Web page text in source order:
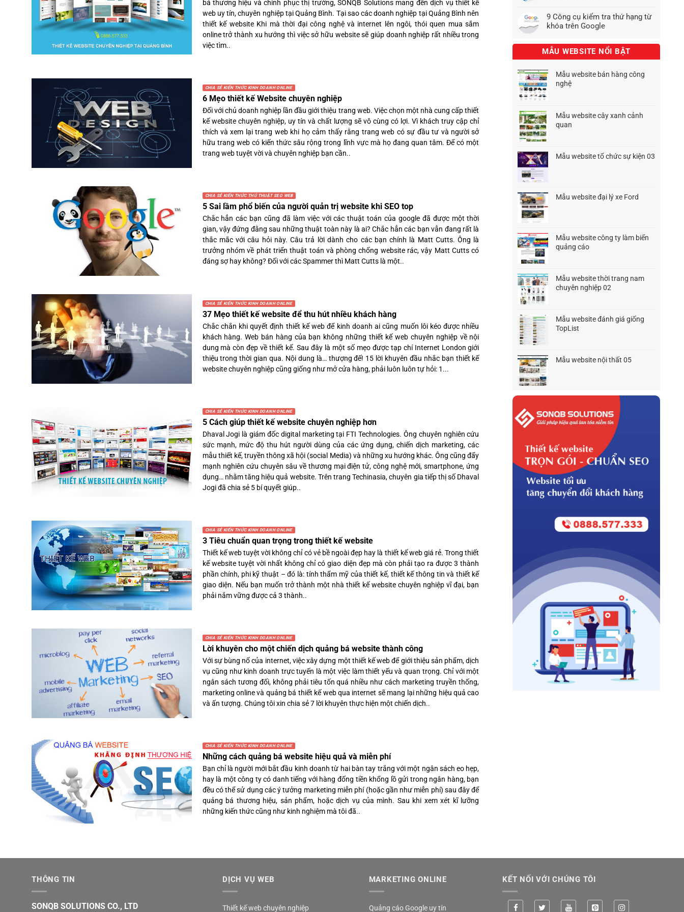
bá thương hiệu và chinh phục thị trường, SONQB Solutions mang đến dịch vụ thiết kế
web uy tín, chuyên nghiệp tại Quảng Bình. Tại sao các doanh nghiệp tại Quảng Bình nên
thiết kế website Khi mà thời đại công nghệ và internet lên ngôi, thói quen mua sắm
online trở thành xu hướng thì việc sở hữu website sẽ giúp doanh nghiệp rất nhiều trong
việc tìm..
CHIA SẺ KIẾN THỨC KINH DOANH ONLINE
6 Mẹo thiết kế Website chuyên nghiệp
Đối với chủ doanh nghiệp lần đầu giới thiệu trang web. Việc chọn một nhà cung cấp thiết
kế website chuyên nghiệp, uy tín và chất lượng sẽ vô cùng có lợi. Vì khách truy cập chỉ
thích và xem lại trang web khi họ cảm thấy rằng trang web có sự đầu tư và người sở
hữu trang web có kiến thức sâu rộng trong lĩnh vực mà họ đang quan tâm. Để có một
trang web tuyệt vời và chuyên nghiệp bạn cần..
CHIA SẺ KIẾN THỨC THỦ THUẬT SEO WEB
5 Sai lầm phổ biến của người quản trị website khi SEO top
Chắc hẳn các bạn cũng đã làm việc với các thuật toán của google đã được một thời
gian, vậy đứng đằng sau những thuật toàn này là ai? Chắc hẳn các bạn vẫn đang rất là
thắc mắc với câu hỏi này. Câu trả lời dành cho các bạn chính là Matt Cutts. Ông là
trưởng nhóm về phát triển thuật toán và phòng chống website rác, vậy Matt Cutts có
đáng sợ hay không? Đối với các Spammer thì Matt Cutts là một..
CHIA SẺ KIẾN THỨC KINH DOANH ONLINE
37 Mẹo thiết kế website để thu hút nhiều khách hàng
Chắc chắn khi quyết định thiết kế web để kinh doanh ai cũng muốn lôi kéo được nhiều
khách hàng. Web bán hàng của bạn không những thiết kế web chuyên nghiệp về nội
dung mà còn đẹp về thiết kế. Sau đây là một số mẹo được tạp chí Internet London giới
thiệu trong thời gian qua. Nội dung là… thượng đế! 15 lời khuyên đầu nhắc bạn thiết kế
website chuyên nghiệp cũng giống như mở cửa hàng, phải luôn luôn tự hỏi: 1...
CHIA SẺ KIẾN THỨC KINH DOANH ONLINE
5 Cách giúp thiết kế website chuyên nghiệp hơn
Dhaval Jogi là giám đốc digital marketing tại FTI Technologies. Ông chuyên nghiên cứu
sức mạnh, mức độ thu hút người dùng của các ứng dụng, chiến dịch marketing, các
mẫu thiết kế, truyền thông xã hội (social Media) và những xu hướng khác. Ông cũng đẩy
mạnh nghiên cứu chuyên sâu về thương mại điện tử, công nghệ mới, smartphone, ứng
dụng… nhằm tăng hiệu quả website. Trên trang Techinasia, chuyên gia tiếp thị số Dhaval
Jogi đã chia sẻ 5 bí quyết giúp..
CHIA SẺ KIẾN THỨC KINH DOANH ONLINE
3 Tiêu chuẩn quan trọng trong thiết kế website
Thiết kế web tuyệt vời không chỉ có vẻ bề ngoài đẹp hay là thiết kế web giá rẻ. Trong thiết
kế website tuyệt vời nhất không chỉ có giao diện đẹp mà còn phải tạo ra được 3 thành
phần chính, phi kỹ thuật – đó là: tính thẩm mỹ của thiết kế, thiết kế thông tin và thiết kế
giao diện. Nếu bạn muốn trở thành một nhà thiết kế website chuyên nghiệp vĩ đại, bạn
phải nắm vững được cả 3 thành..
CHIA SẺ KIẾN THỨC KINH DOANH ONLINE
Lời khuyên cho một chiến dịch quảng bá website thành công
Với sự bùng nổ của internet, việc xây dựng một thiết kế web để giới thiệu sản phẩm, dịch
vụ cũng như kinh doanh trực tuyến là một việc làm thiết yếu và quan trọng. Chỉ với một
ngân sách tương đối, không phải tiêu tốn quá nhiều như cách marketing truyền thống,
marketing online và quảng bá thiết kế web qua internet sẽ mang lại những hiệu quả cao
và ấn tượng. Chúng tôi xin chia sẻ 7 lời khuyên thực hiện một chiến dịch..
CHIA SẺ KIẾN THỨC KINH DOANH ONLINE
Những cách quảng bá website hiệu quả và miễn phí
Bạn chỉ là người mới bắt đầu kinh doanh từ hai bàn tay trắng với một ngân sách eo hẹp,
hay là một công ty có danh tiếng với hàng đống tiền khổng lồ gửi trong ngân hàng, bạn
đều có thể sử dụng các ý tưởng marketing miễn phí (hoặc gần như miễn phí) sau đây để
quảng bá thương hiệu, sản phẩm, hoặc dịch vụ của mình. Sau khi xem xét kĩ lưỡng
những kiến thức cũng như kinh nghiệm mà tôi đã..
9 Công cụ kiểm tra thứ hạng từ
khóa trên Google
MẪU WEBSITE NỔI BẬT
Mẫu website bán hàng công
nghệ
1.500.000₫.
tại
là:
1.200.000₫.
Mẫu website cây xanh cảnh
quan
1.500.000₫.
tại
là:
Mẫu website tổ chức sự kiện 03
1.500.000₫.
1.200.000₫.
Mẫu website đại lý xe Ford
1.500.000₫.
1.200.000₫.
Mẫu website công ty làm biển
quảng cáo
1.500.000₫.
tại
là:
1.200.000₫.
Mẫu website thời trang nam
chuyên nghiệp 02
1.500.000₫.
tại
là:
1.200.000₫.
Mẫu website đánh giá giống
TopList
1.500.000₫.
tại
là:
Mẫu website nội thất 05
1.500.000₫.
là:
THÔNG TIN
SONQB SOLUTIONS CO., LTD
DỊCH VỤ WEB
Thiết kế web chuyên nghiệp
MARKETING ONLINE
Quảng cáo Google uy tín
KẾT NỐI VỚI CHÚNG TÔI